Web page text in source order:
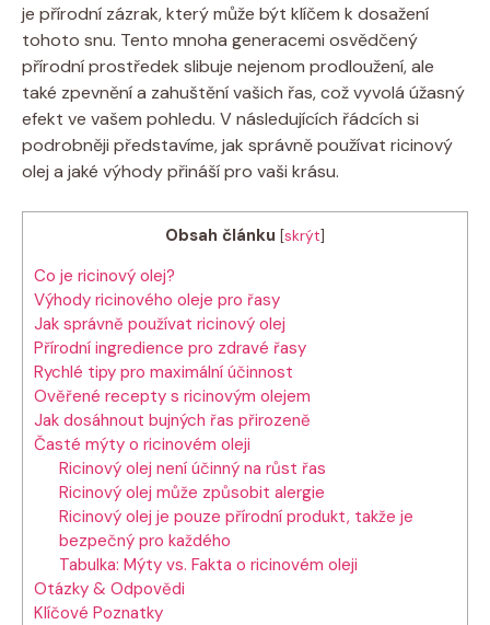
je přírodní zázrak, který může být klíčem k dosažení
tohoto snu. Tento mnoha generacemi osvědčený
přírodní prostředek slibuje nejenom prodloužení, ale
také zpevnění a zahuštění vašich řas, což vyvolá úžasný
efekt ve vašem pohledu. V následujících řádcích si
podrobněji představíme, jak správně používat ricinový
olej a jaké výhody přináší pro vaši krásu.
Obsah článku [skrýt]
Co je ricinový olej?
Výhody ricinového oleje pro řasy
Jak správně používat ricinový olej
Přírodní ingredience pro zdravé řasy
Rychlé tipy pro maximální účinnost
Ověřené recepty s ricinovým olejem
Jak dosáhnout bujných řas přirozeně
Časté mýty o ricinovém oleji
Ricinový olej není účinný na růst řas
Ricinový olej může způsobit alergie
Ricinový olej je pouze přírodní produkt, takže je
bezpečný pro každého
Tabulka: Mýty vs. Fakta o ricinovém oleji
Otázky & Odpovědi
Klíčové Poznatky